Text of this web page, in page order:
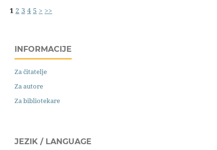
1 2 3 4 5 > >>
INFORMACIJE
Za čitatelje
Za autore
Za bibliotekare
JEZIK / LANGUAGE